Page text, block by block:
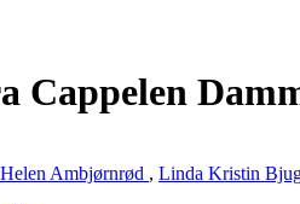
Cappelen
Ambjørnrød , Linda Kristin